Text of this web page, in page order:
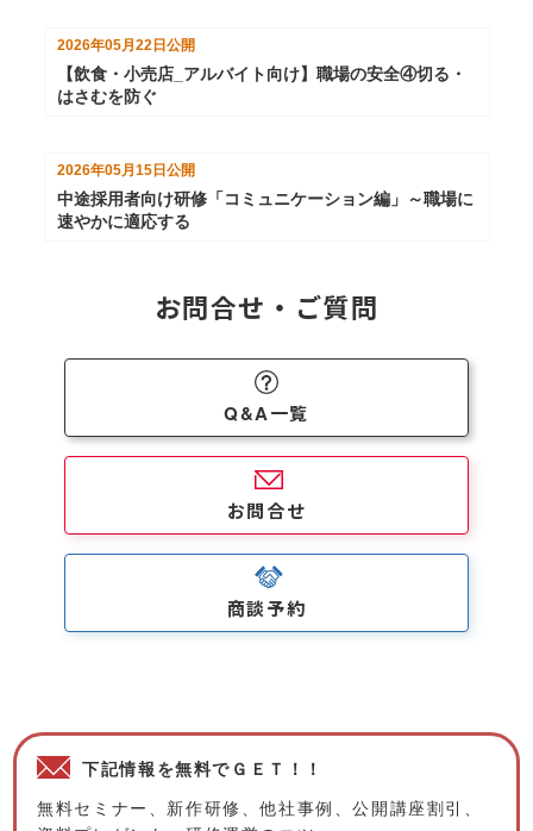
2026年05月22日 公開
【飲食・小売店_アルバイト向け】職場の安全④切る・
はさむを防ぐ
2026年05月15日 公開
中途採用者向け研修「コミュニケーション編」～職場に
速やかに適応する
お問合せ・ご質問
Q&A一覧
お問合せ
商談予約
下記情報を無料でＧＥＴ！！
無料セミナー、新作研修、他社事例、公開講座割引、